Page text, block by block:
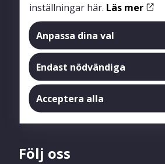
Följ oss
inställningar här. Läs mer
Anpassa dina val
Endast nödvändiga
Acceptera alla